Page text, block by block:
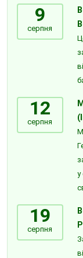
9
серпня
12
серпня
у
19
серпня